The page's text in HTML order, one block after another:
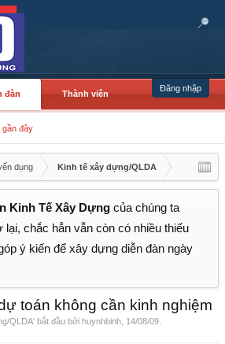
Đăng nhập
đàn
gần đây
Thành viên
dụng Kinh tế xây dựng/QLDA
Kinh Tế Xây Dựng của chúng ta
chắc hẳn vẫn còn có nhiều thiếu
ý kiến để xây dựng diễn đàn ngày
toán không cần kinh nghiệm
QLDA' bắt đầu bởi huynhbinh 14/08/09